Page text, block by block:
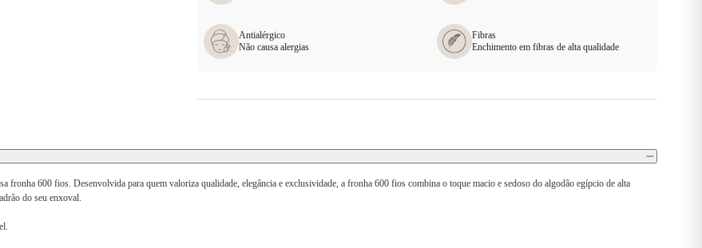
Antialérgico
Não causa alergias
Fibras
Enchimento em fibras de alta qualidade
fronha 600 fios. Desenvolvida para quem valoriza qualidade, elegância e exclusividade, a fronha 600 fios combina o toque macio e sedoso do algodão egípcio de alta
do seu enxoval.